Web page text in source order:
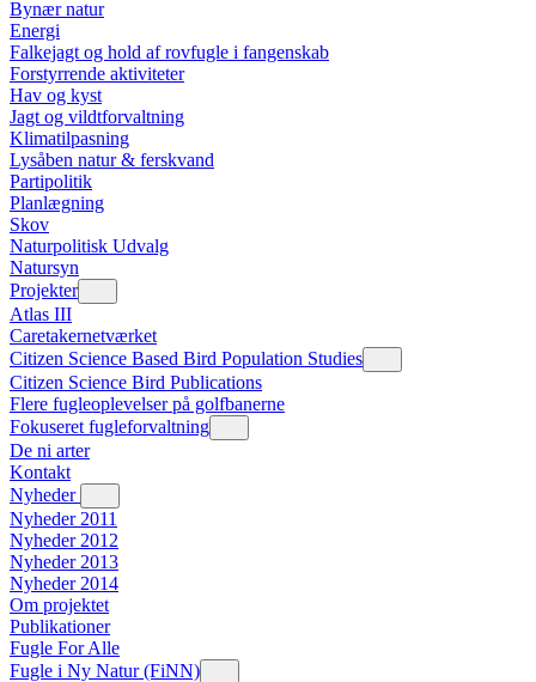
Bynær natur
Energi
Falkejagt og hold af rovfugle i fangenskab
Forstyrrende aktiviteter
Hav og kyst
Jagt og vildtforvaltning
Klimatilpasning
Lysåben natur & ferskvand
Partipolitik
Planlægning
Skov
Naturpolitisk Udvalg
Natursyn
Projekter
Atlas III
Caretakernetværket
Citizen Science Based Bird Population Studies
Citizen Science Bird Publications
Flere fugleoplevelser på golfbanerne
Fokuseret fugleforvaltning
De ni arter
Kontakt
Nyheder
Nyheder 2011
Nyheder 2012
Nyheder 2013
Nyheder 2014
Om projektet
Publikationer
Fugle For Alle
Fugle i Ny Natur (FiNN)